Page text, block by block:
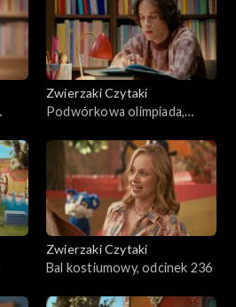
Zwierzaki Czytaki
Podwórkowa olimpiada,
Zwierzaki Czytaki
Bal kostiumowy, odcinek 236